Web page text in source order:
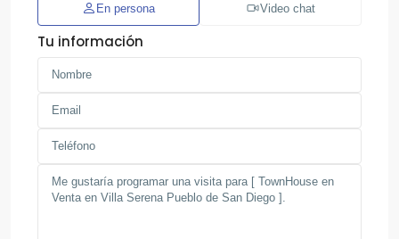
En persona Video chat
Tu información